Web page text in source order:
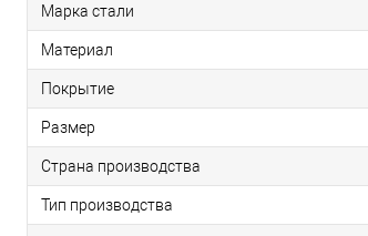
Марка стали
Материал
Покрытие
Размер
Страна производства
Тип производства